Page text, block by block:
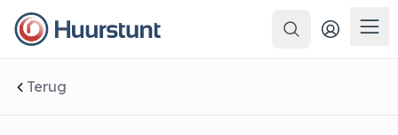
Zoeken
Terug
sluiten